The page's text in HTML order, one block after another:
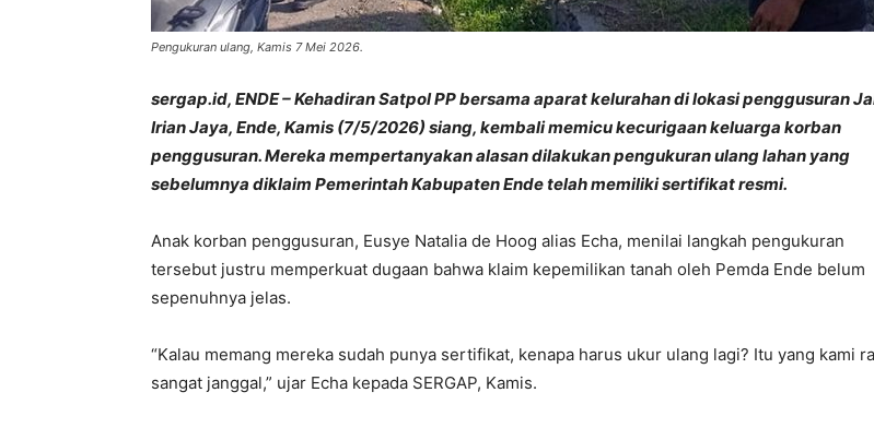
Pengukuran ulang, Kamis 7 Mei 2026.
sergap.id, ENDE – Kehadiran Satpol PP bersama aparat kelurahan di lokasi penggusuran
Irian Jaya, Ende, Kamis (7/5/2026) siang, kembali memicu kecurigaan keluarga korban
penggusuran. Mereka mempertanyakan alasan dilakukan pengukuran ulang lahan yang
sebelumnya diklaim Pemerintah Kabupaten Ende telah memiliki sertifikat resmi.
Anak korban penggusuran, Eusye Natalia de Hoog alias Echa, menilai langkah pengukuran
tersebut justru memperkuat dugaan bahwa klaim kepemilikan tanah oleh Pemda Ende belum
sepenuhnya jelas.
“Kalau memang mereka sudah punya sertifikat, kenapa harus ukur ulang lagi? Itu yang kami
sangat janggal,” ujar Echa kepada SERGAP, Kamis.